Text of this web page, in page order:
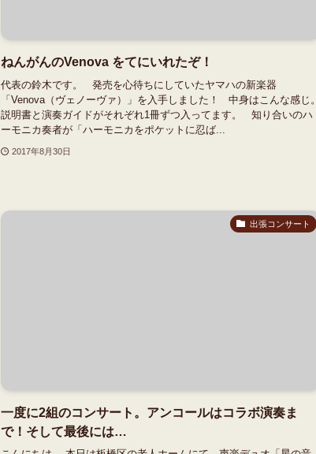
ねんがんのVenova をてにいれたぞ！
代表の鈴木です。 発売を心待ちにしていたヤマハの新楽器
「Venova（ヴェノーヴァ）」を入手しました！ 中身はこんな感じ。
説明書と演奏ガイドがそれぞれ1冊ずつ入ってます。 知り合いのハ
ーモニカ奏者が「ハーモニカをポケットに忍ば...
2017年8月30日
出張コンサート
一度に2組のコンサート。アンコールはコラボ演奏ま
で！そして最後には…